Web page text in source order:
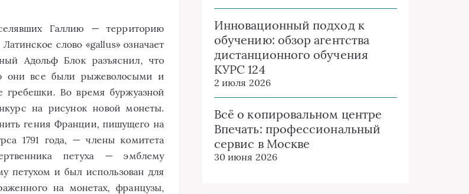
Галлию — территорию
слово «gallus» означает
Адольф Блок разъяснил, что
они все были рыжеволосыми и
Во время буржуазной
на рисунок новой монеты.
гения Франции, пишущего на
1791 года, — члены комитета
петуха — эмблему
петухом и был использован для
на монетах, французы,
Инновационный подход к
обучению: обзор агентства
дистанционного обучения
КУРС 124
2 июля 2026
Всё о копировальном центре
Впечать: профессиональный
сервис в Москве
30 июня 2026